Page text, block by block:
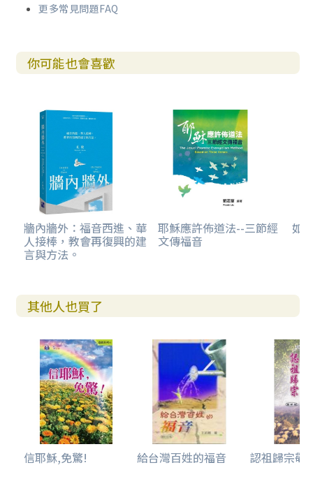
更多常見問題FAQ
你可能也會喜歡
牆內牆外：福音西進、華
人接棒，教會再復興的建
言與方法。
耶穌應許佈道法--三節經
文傳福音
如
其他人也買了
信耶穌,免驚! 給台灣百姓的福音 認祖歸宗敬